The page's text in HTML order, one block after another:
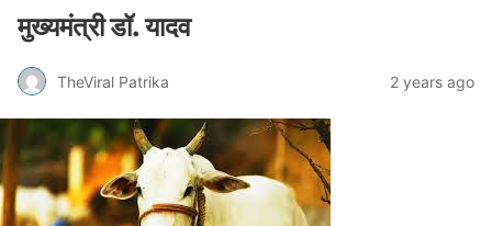
मुख्यमंत्री डॉ. यादव
TheViral Patrika 2 years ago